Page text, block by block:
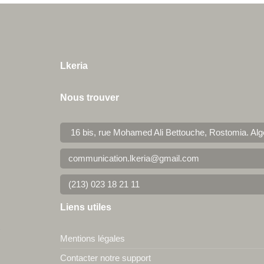
Lkeria
Nous trouver
16 bis, rue Mohamed Ali Bettouche, Rostomia.
communication.lkeria@gmail.com
(213) 023 18 21 11
Liens utiles
Mentions légales
Contacter notre support